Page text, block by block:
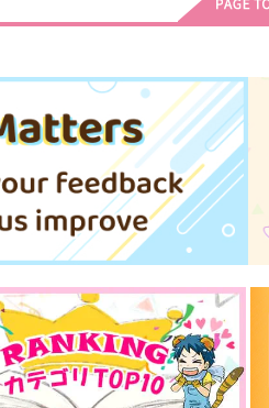
親愛なる1年A組のみんなへ
はちみつティーソーダ
1,000円 （税込）
爆豪勝己×轟焦凍
サンプル 作品詳細